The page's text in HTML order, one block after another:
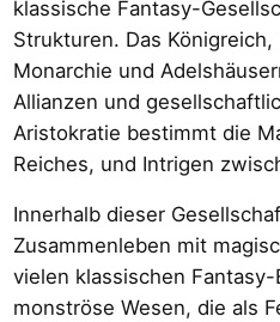
klassische Fantasy-
Strukturen. Das
Monarchie und
Allianzen und
Aristokratie bestimmt die
Reiches, und Intrigen
Innerhalb dieser
Zusammenleben mit
vielen klassischen
monströse Wesen, die als